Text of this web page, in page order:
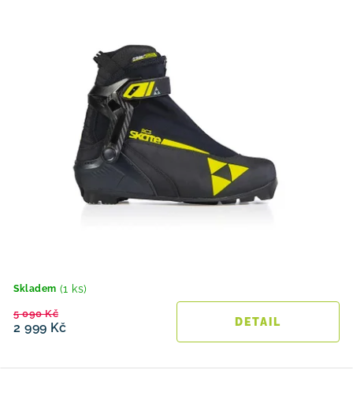
Skladem (1 ks)
2 999 Kč
5 090 Kč